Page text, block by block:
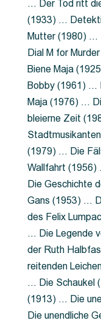
… Der Tod ritt
(1933) …
Mutter (1980) …
Dial M for
Biene Maja
Bobby (1961) …
Maja (1976) …
bleierne Zeit
(1979) … Die
Wallfahrt
Die Geschichte
Gans (1953) …
des Felix
… Die Legende
der Ruth
reitenden
… Die Schaukel
(1913) … Die
Die unendliche